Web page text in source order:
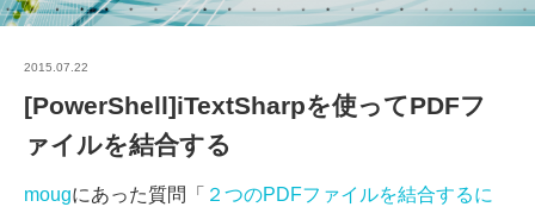
2015.07.22
[PowerShell]iTextSharpを使ってPDFフ
ァイルを結合する
mougにあった質問「 ２つのPDFファイルを結合するに